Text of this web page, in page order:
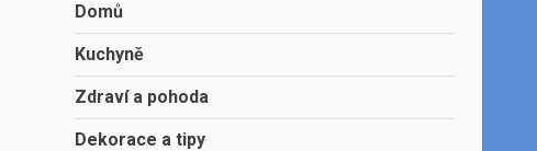
Domů
Kuchyně
Zdraví a pohoda
Dekorace a tipy